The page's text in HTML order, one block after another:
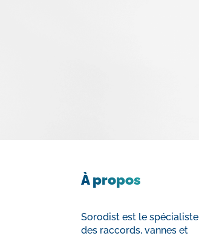
À propos
Sorodist est le spécialiste
des raccords, vannes et